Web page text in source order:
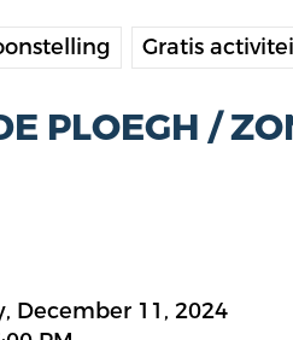
Gratis
PLOEGH /
December 11, 2024